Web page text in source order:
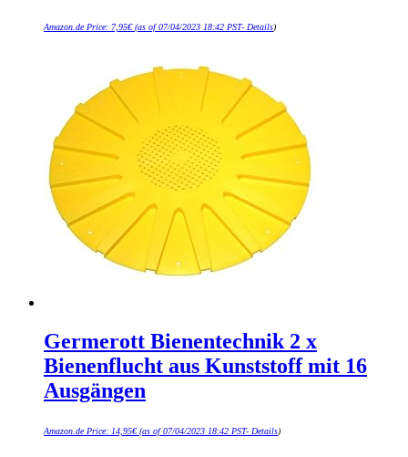
Amazon.de Price: 7,95€(as of 07/04/2023 18:42 PST- Details)
Germerott Bienentechnik 2 x
Bienenflucht aus Kunststoff mit 16
Ausgängen
Amazon.de Price: 14,95€(as of 07/04/2023 18:42 PST- Details)